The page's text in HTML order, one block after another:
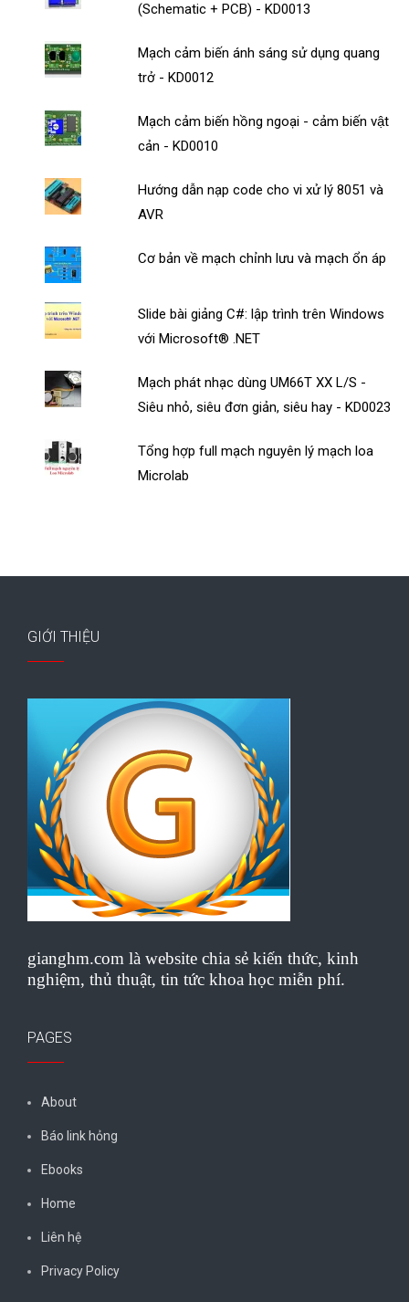
(Schematic + PCB) - KD0013
Mạch cảm biến ánh sáng sử dụng quang
trở - KD0012
Mạch cảm biến hồng ngoại - cảm biến vật
cản - KD0010
Hướng dẫn nạp code cho vi xử lý 8051 và
AVR
Cơ bản về mạch chỉnh lưu và mạch ổn áp
Slide bài giảng C#: lập trình trên Windows
với Microsoft® .NET
Mạch phát nhạc dùng UM66T XX L/S -
Siêu nhỏ, siêu đơn giản, siêu hay - KD0023
Tổng hợp full mạch nguyên lý mạch loa
Microlab
GIỚI THIỆU
gianghm.com là website chia sẻ kiến thức, kinh
nghiệm, thủ thuật, tin tức khoa học miễn phí.
PAGES
About
Báo link hỏng
Ebooks
Home
Liên hệ
Privacy Policy